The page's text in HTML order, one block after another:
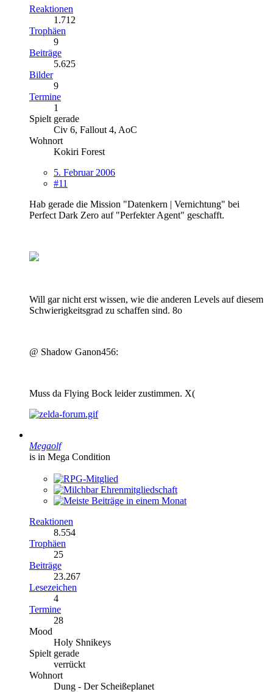
Reaktionen
1.712
Trophäen
9
Beiträge
5.625
Bilder
9
Termine
1
Spielt gerade
Civ 6, Fallout 4, AoC
Wohnort
Kokiri Forest
5. Februar 2006
#11
Hab gerade die Mission "Datenkern | Vernichtung" bei
Perfect Dark Zero auf "Perfekter Agent" geschafft.
Will gar nicht erst wissen, wie die anderen Levels auf diesem
Schwierigkeitsgrad zu schaffen sind. 8o
@ Shadow Ganon456:
Muss da Flying Bock leider zustimmen. X(
Megaolf
is in Mega Condition
Reaktionen
8.554
Trophäen
25
Beiträge
23.267
Lesezeichen
4
Termine
28
Mood
Holy Shnikeys
Spielt gerade
verrückt
Wohnort
Dung - Der Scheißeplanet